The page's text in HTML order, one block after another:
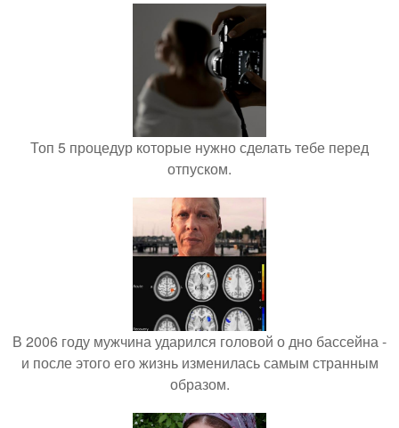
Топ 5 процедур которые нужно сделать тебе перед
отпуском.
В 2006 году мужчина ударился головой о дно бассейна -
и после этого его жизнь изменилась самым странным
образом.